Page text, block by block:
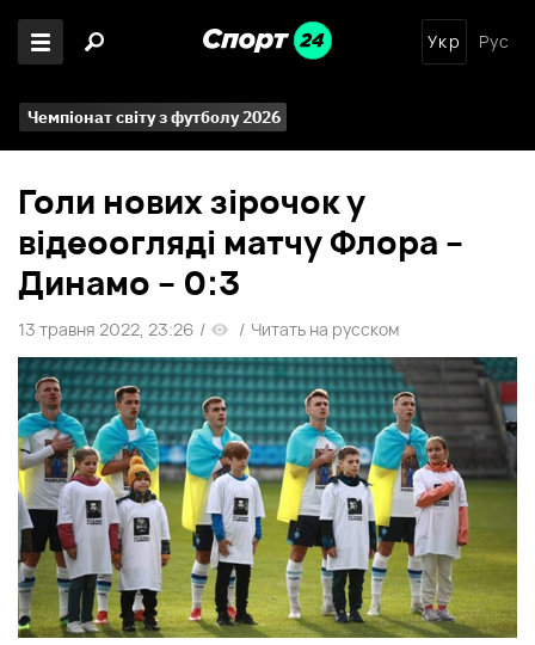
Укр Рус
Чемпіонат світу з футболу 2026
Голи нових зірочок у
відеоогляді матчу Флора –
Динамо – 0:3
13 травня 2022, 23:26 / / Читать на русском